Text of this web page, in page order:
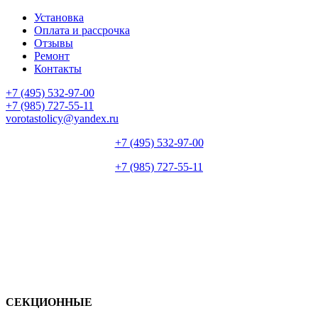
Установка
Оплата и рассрочка
Отзывы
Ремонт
Контакты
+7 (495) 532-97-00
+7 (985) 727-55-11
vorotastolicy@yandex.ru
+7 (495) 532-97-00
+7 (985) 727-55-11
СЕКЦИОННЫЕ